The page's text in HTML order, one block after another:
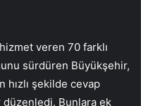
veren 70 farklı
sürdüren Büyükşehir,
hızlı şekilde cevap
düzenledi. Bunlara ek